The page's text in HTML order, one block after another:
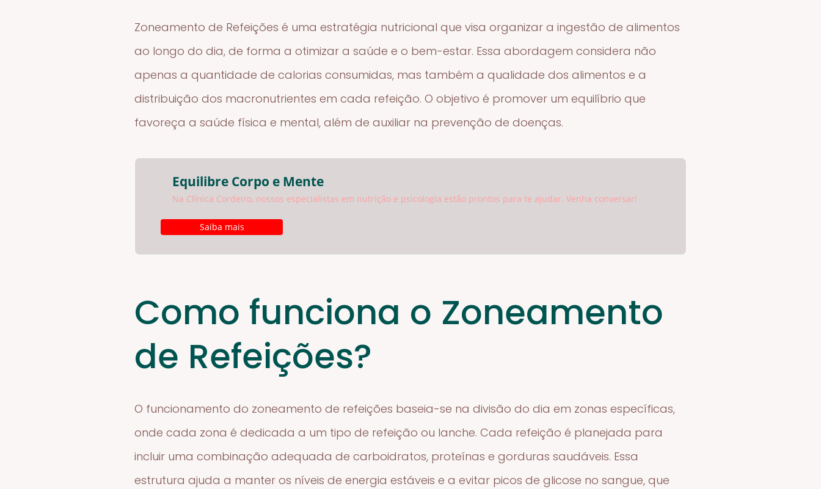
Zoneamento de Refeições é uma estratégia nutricional que visa organizar a ingestão de alimentos
ao longo do dia, de forma a otimizar a saúde e o bem-estar. Essa abordagem considera não
apenas a quantidade de calorias consumidas, mas também a qualidade dos alimentos e a
distribuição dos macronutrientes em cada refeição. O objetivo é promover um equilíbrio que
favoreça a saúde física e mental, além de auxiliar na prevenção de doenças.
Equilibre Corpo e Mente
Na Clínica Cordeiro, nossos especialistas em nutrição e psicologia estão prontos para te ajudar. Venha conversar!
Saiba mais
Como funciona o Zoneamento
de Refeições?
O funcionamento do zoneamento de refeições baseia-se na divisão do dia em zonas específicas,
onde cada zona é dedicada a um tipo de refeição ou lanche. Cada refeição é planejada para
incluir uma combinação adequada de carboidratos, proteínas e gorduras saudáveis. Essa
estrutura ajuda a manter os níveis de energia estáveis e a evitar picos de glicose no sangue, que